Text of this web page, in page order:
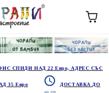
СПИДИ НАД 22 Евро, АДРЕС СЪС
35 Евро ДОСТАВКА ДО